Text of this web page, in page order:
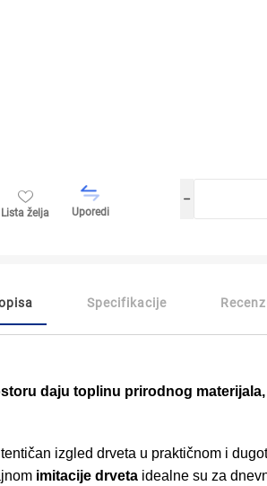
Lista želja Uporedi
h
Specifikacije
daju toplinu prirodnog
izgled drveta u praktičnom i
imitacije drvetaidealne su za